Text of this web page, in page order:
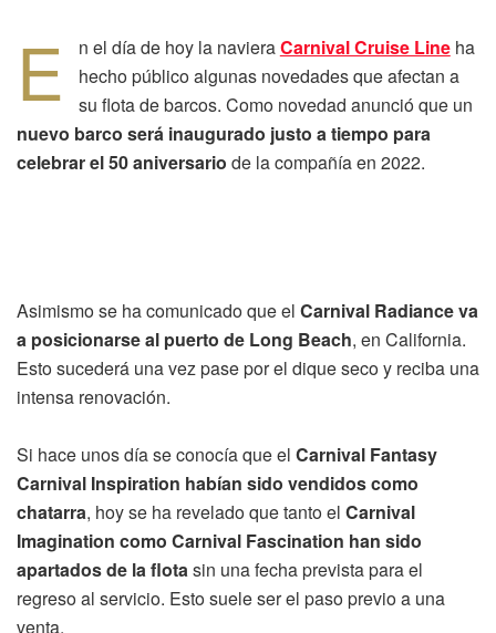
E n el día de hoy la navieraCarnival Cruise Lineha
hecho público algunas novedades que afectan a
su flota de barcos. Como novedad anunció que un
nuevo barco será inaugurado justo a tiempo para
celebrar el 50 aniversario de la compañía en 2022.
Asimismo se ha comunicado que el Carnival Radiance va
a posicionarse al puerto de Long Beach, en California.
Esto sucederá una vez pase por el dique seco y reciba una
intensa renovación.
Si hace unos día se conocía que el Carnival Fantasy
Carnival Inspiration habían sido vendidos como
chatarra, hoy se ha revelado que tanto el Carnival
Imagination como Carnival Fascination han sido
apartados de la flota sin una fecha prevista para el
regreso al servicio. Esto suele ser el paso previo a una
venta.